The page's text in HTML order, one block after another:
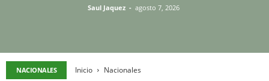
Saul Jaquez - agosto 7, 2026
NACIONALES Inicio Nacionales